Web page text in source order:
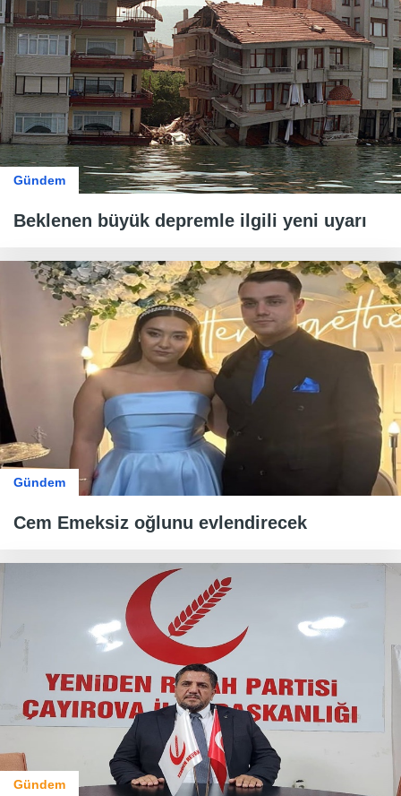
Gündem
Beklenen büyük depremle ilgili yeni uyarı
Gündem
Cem Emeksiz oğlunu evlendirecek
Gündem